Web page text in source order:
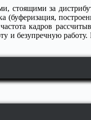
стоящими за
(буферизация,
кадров
и безупречную